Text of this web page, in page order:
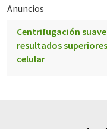
Anuncios
Centrifugación
resultados
celular